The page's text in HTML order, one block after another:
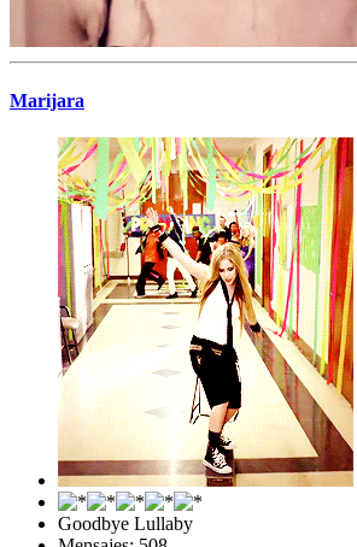
Marijara
Goodbye Lullaby